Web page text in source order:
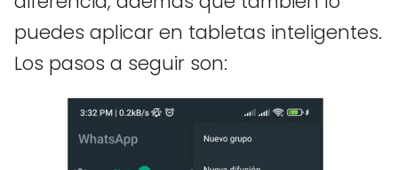
puedes aplicar en tabletas inteligentes.
Los pasos a seguir son: